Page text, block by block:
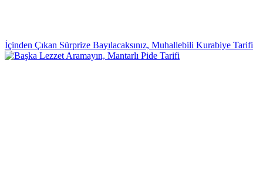
İçinden Çıkan Sürprize Bayılacaksınız, Muhallebili Kurabiye Tarifi